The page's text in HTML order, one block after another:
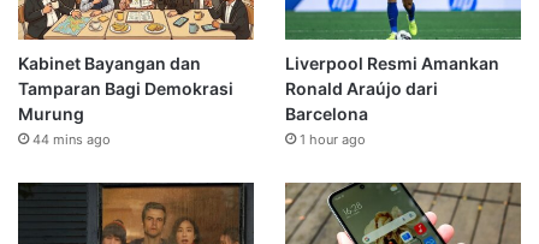
Kabinet Bayangan dan
Tamparan Bagi Demokrasi
Murung
44 mins ago
Liverpool Resmi Amankan
Ronald Araújo dari
Barcelona
1 hour ago